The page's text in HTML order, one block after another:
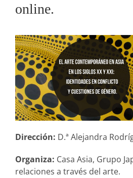
online.
Dirección: D.ª Alejandra
Organiza: Casa Asia, Grupo
relaciones a través del arte.